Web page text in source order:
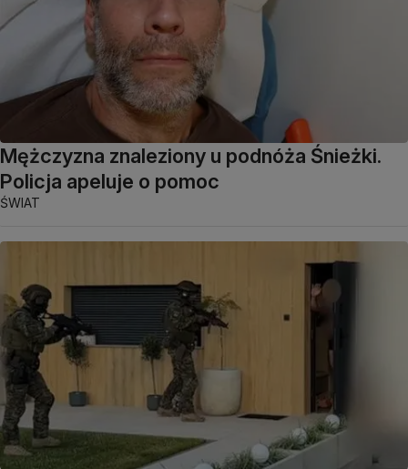
Mężczyzna znaleziony u podnóża Śnieżki.
Policja apeluje o pomoc
ŚWIAT